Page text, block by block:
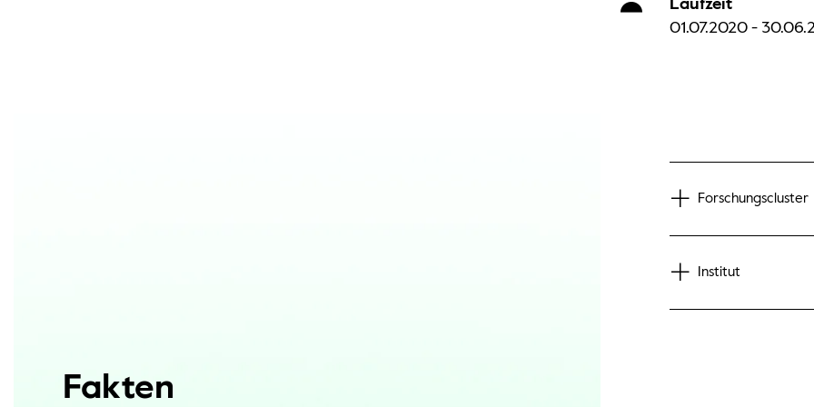
Laufzeit
01.07.2020 -
Fakten
Forschungscluster
Institut